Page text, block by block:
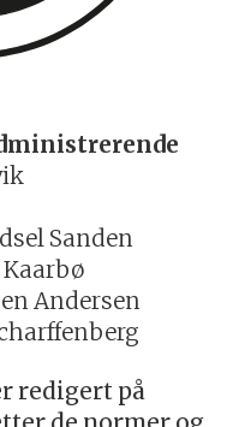
Sanden
Andersen
redigert på